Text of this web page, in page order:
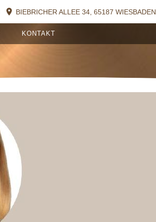
BIEBRICHER ALLEE 34, 65187 WIESBADEN
KONTAKT